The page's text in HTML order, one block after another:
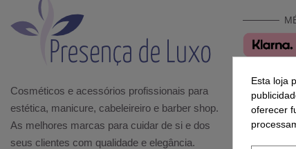
Cosméticos e acessórios profissionais para
estética, manicure, cabeleireiro e barber shop.
As melhores marcas para cuidar de si e dos
seus clientes com qualidade e elegância.
Esta loja
oferecer